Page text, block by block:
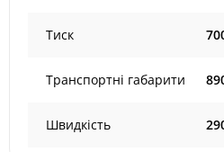
Тиск
Транспортні габарити
Швидкість